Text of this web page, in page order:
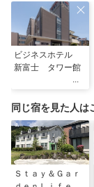
ビジネスホテル
新富士 タワー館
同じ宿を見た人は
Ｓｔａｙ＆Ｇａｒ